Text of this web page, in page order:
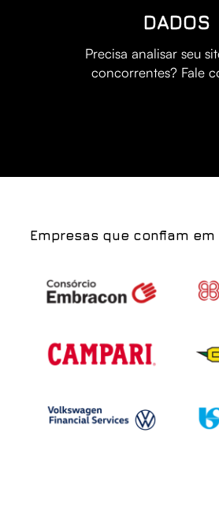
DADOS
Precisa analisar seu
concorrentes? Fale
Empresas que confiam